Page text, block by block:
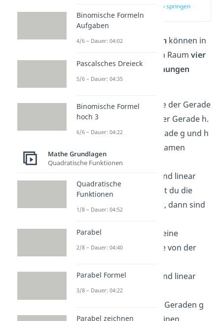
zur Stelle im Video springen
(00:14)
Diezwei Geraden g und h können in
einem dreidimensionalen Raum vier
verschiedeneLagebeziehungen
haben:
Identisch: Alle Punkte der Gerade
g sind auch Punkte der Gerade h.
Echt parallel
: Die Gerade g und h
haben keine gemeinsamen
Punkte und ihre
Richtungsvektoren sind linear
abhängig. Verschiebst du die
Geraden aufeinander, dann sind
Windschief
: Es gibt keine
gemeinsamen Punkte von der
Richtungsvektoren sind linear
unabhängig.
: Die Geraden g
Binomische Formeln
Aufgaben
4/6 – Dauer: 04:02
Pascalsches Dreieck
5/6 – Dauer: 04:35
Binomische Formel
hoch 3
6/6 – Dauer: 04:22
Mathe Grundlagen
Quadratische Funktionen
Quadratische
Funktionen
1/8 – Dauer: 04:52
Parabel
2/8 – Dauer: 04:40
Parabel Formel
3/8 – Dauer: 04:22
Parabel zeichnen